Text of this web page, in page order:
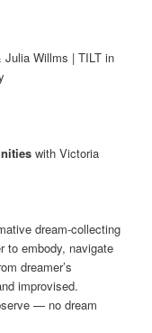
Willms | TILT in
with Victoria
dream-collecting
to embody, navigate
dreamer’s
improvised.
— no dream